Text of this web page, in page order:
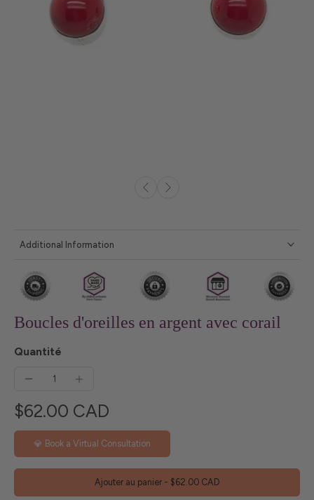
Additional Information
Boucles d'oreilles en argent avec corail
Quantité
$62.00 CAD
💎 Book a Virtual Consultation
Ajouter au panier - $62.00 CAD